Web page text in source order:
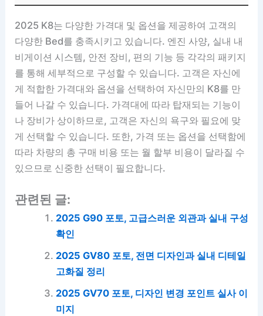
2025 K8는 다양한 가격대 및 옵션을 제공하여 고객의
다양한 Bed를 충족시키고 있습니다. 엔진 사양, 실내 내
비게이션 시스템, 안전 장비, 편의 기능 등 각각의 패키지
를 통해 세부적으로 구성할 수 있습니다. 고객은 자신에
게 적합한 가격대와 옵션을 선택하여 자신만의 K8를 만
들어 나갈 수 있습니다. 가격대에 따라 탑재되는 기능이
나 장비가 상이하므로, 고객은 자신의 욕구와 필요에 맞
게 선택할 수 있습니다. 또한, 가격 또는 옵션을 선택함에
따라 차량의 총 구매 비용 또는 월 할부 비용이 달라질 수
있으므로 신중한 선택이 필요합니다.
관련된 글:
2025 G90 포토, 고급스러운 외관과 실내 구성
확인
2025 GV80 포토, 전면 디자인과 실내 디테일
고화질 정리
2025 GV70 포토, 디자인 변경 포인트 실사 이
미지